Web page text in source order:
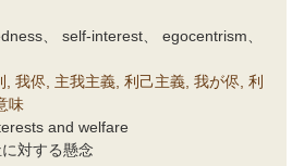
、 self-interest、 egocentrism、
我侭, 主我主義, 利己主義, 我が侭, 利
味
and welfare
対する懸念